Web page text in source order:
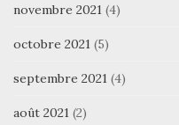
novembre 2021 (4)
octobre 2021 (5)
septembre 2021 (4)
août 2021 (2)